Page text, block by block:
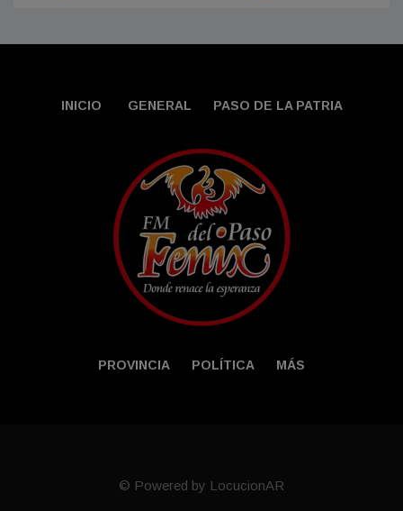
INICIO GENERAL PASO DE LA PATRIA
PROVINCIA POLÍTICA MÁS
© Powered by LocucionAR